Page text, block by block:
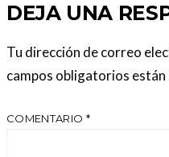
DEJA UNA
Tu dirección de correo
campos obligatorios están
COMENTARIO *